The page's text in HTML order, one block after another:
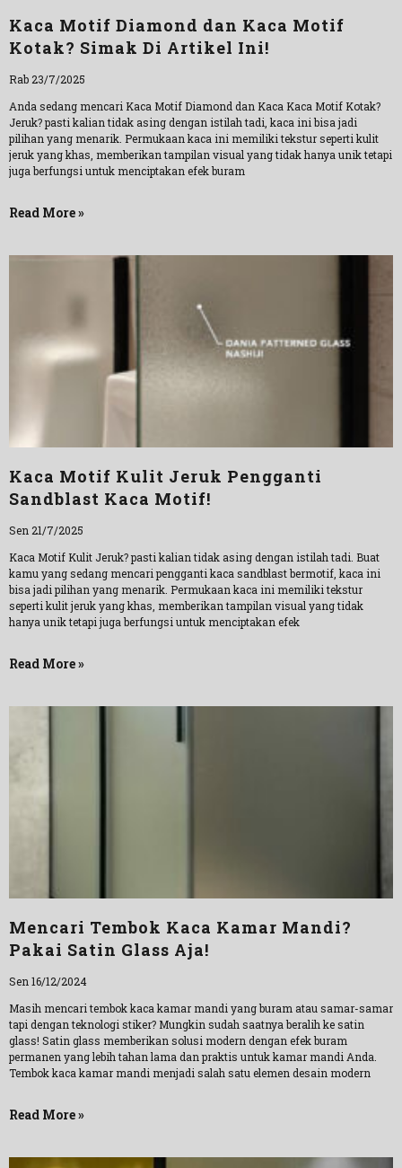
Kaca Motif Diamond dan Kaca Motif
Kotak? Simak Di Artikel Ini!
Rab 23/7/2025
Anda sedang mencari Kaca Motif Diamond dan Kaca Kaca Motif Kotak?
Jeruk? pasti kalian tidak asing dengan istilah tadi, kaca ini bisa jadi
pilihan yang menarik. Permukaan kaca ini memiliki tekstur seperti kulit
jeruk yang khas, memberikan tampilan visual yang tidak hanya unik tetapi
juga berfungsi untuk menciptakan efek buram
Read More »
Kaca Motif Kulit Jeruk Pengganti
Sandblast Kaca Motif!
Sen 21/7/2025
Kaca Motif Kulit Jeruk? pasti kalian tidak asing dengan istilah tadi. Buat
kamu yang sedang mencari pengganti kaca sandblast bermotif, kaca ini
bisa jadi pilihan yang menarik. Permukaan kaca ini memiliki tekstur
seperti kulit jeruk yang khas, memberikan tampilan visual yang tidak
hanya unik tetapi juga berfungsi untuk menciptakan efek
Read More »
Mencari Tembok Kaca Kamar Mandi?
Pakai Satin Glass Aja!
Sen 16/12/2024
Masih mencari tembok kaca kamar mandi yang buram atau samar-samar
tapi dengan teknologi stiker? Mungkin sudah saatnya beralih ke satin
glass! Satin glass memberikan solusi modern dengan efek buram
permanen yang lebih tahan lama dan praktis untuk kamar mandi Anda.
Tembok kaca kamar mandi menjadi salah satu elemen desain modern
Read More »